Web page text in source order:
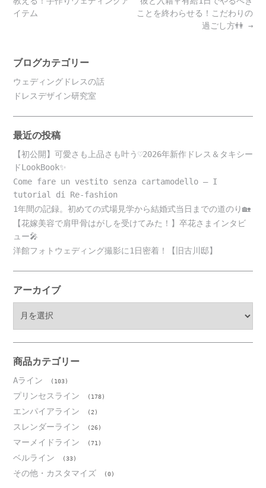
ことを終わらせる！こだわりの
過ごし方👫 →
イテム
ブログカテゴリー
ウェディングドレスの話
ドレスデザイン研究室
最近の投稿
【初公開】可愛さも上品さも叶う♡2026年新作ドレス＆タキシー
ドLookBook✨
Come fare un vestito senza cartamodello – I
tutorial di Re-fashion
1年間の記録。初めての式場見学から結婚式当日までの道のり🏡
【花嫁美容で肩甲骨はがしを受けてみた！】卒花さまインタビ
ュー🎤
洋館フォトウェディング撮影に1日密着！【旧古川邸】
アーカイブ
ブ
商品カテゴリー
Aライン (103)
プリンセスライン (178)
エンパイアライン (2)
スレンダーライン (26)
マーメイドライン (71)
ベルライン (33)
その他・カスタマイズ (0)